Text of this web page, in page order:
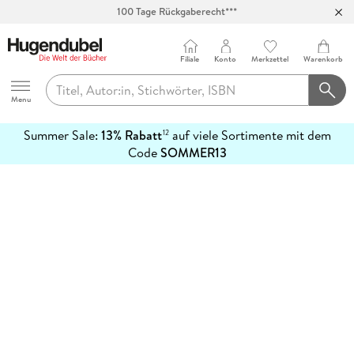
100 Tage Rückgaberecht***
Hugendubel
Menu
Filiale Konto Merkzettel Warenkorb
Summer Sale: 13% Rabatt12auf viele Sortimente mit dem
CodeSOMMER13
erfahren